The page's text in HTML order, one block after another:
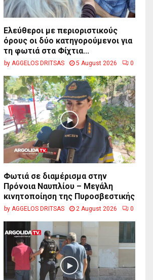
Ελεύθεροι με περιοριστικούς
όρους οι δύο κατηγορούμενοι για
τη φωτιά στα Φίχτια...
by AGGELOS DRITSAS 5 August 2026 0
Φωτιά σε διαμέρισμα στην
Πρόνοια Ναυπλίου – Μεγάλη
κινητοποίηση της Πυροσβεστικής
by AGGELOS DRITSAS 2 August 2026 0